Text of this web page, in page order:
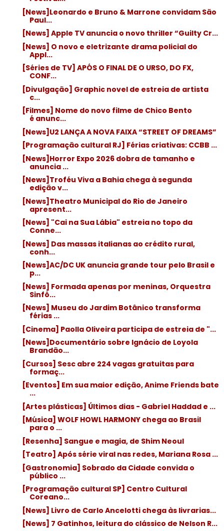
[News]Leonardo e Bruno & Marrone convidam São
Paul...
[News] Apple TV anuncia o novo thriller “Guilty Cr...
[News] O novo e eletrizante drama policial do
Appl...
[Séries de TV] APÓS O FINAL DE O URSO, DO FX,
CONF...
[Divulgação] Graphic novel de estreia de artista
c...
[Filmes] Nome do novo filme de Chico Bento
é anunc...
[News]U2 LANÇA A NOVA FAIXA “STREET OF DREAMS”
[Programação cultural RJ] Férias criativas: CCBB ...
[News]Horror Expo 2026 dobra de tamanho e
anuncia ...
[News]Troféu Viva a Bahia chega à segunda
edição v...
[News]Theatro Municipal do Rio de Janeiro
apresent...
[News] "Cai na Sua Lábia" estreia no topo da
Conne...
[News] Das massas italianas ao crédito rural,
conh...
[News]AC/DC UK anuncia grande tour pelo Brasil e
p...
[News] Formada apenas por meninas, Orquestra
Sinfô...
[News] Museu do Jardim Botânico transforma
férias ...
[Cinema] Paolla Oliveira participa de estreia de "...
[News]Documentário sobre Ignácio de Loyola
Brandão...
[Cursos] Sesc abre 224 vagas gratuitas para
formaç...
[Eventos] Em sua maior edição, Anime Friends bate
...
[Artes plásticas] Últimos dias - Gabriel Haddad e ...
[Música] WOLF HOWL HARMONY chega ao Brasil
para o ...
[Resenha] Sangue e magia, de Shim Neoul
[Teatro] Após série viral nas redes, Mariana Rosa ...
[Gastronomia] Sobrado da Cidade convida o
público ...
[Programação cultural SP] Centro Cultural
Coreano...
[News] Livro de Carlo Ancelotti chega às livrarias...
[News] 7 Gatinhos, leitura do clássico de Nelson R...